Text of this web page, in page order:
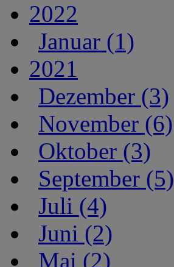
2022
Januar (1)
2021
Dezember (3)
November (6)
Oktober (3)
September (5)
Juli (4)
Juni (2)
Mai (2)